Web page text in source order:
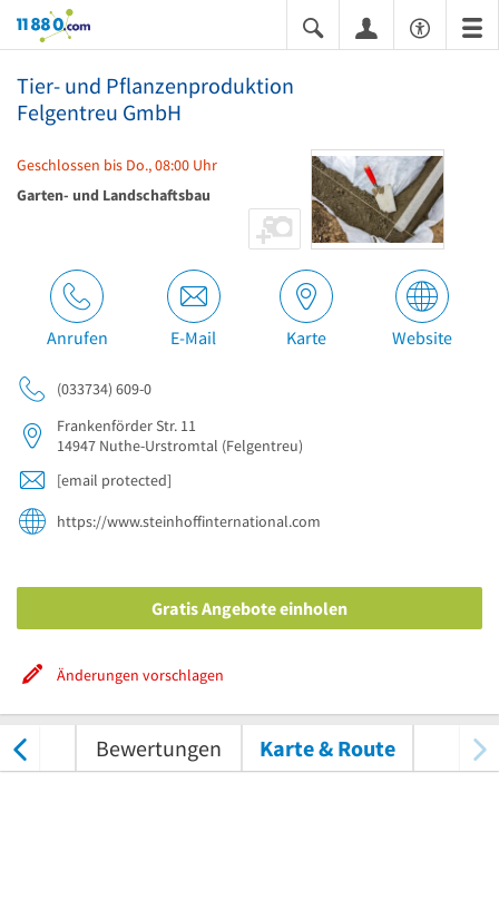
11880.com
Tier- und Pflanzenproduktion
Felgentreu GmbH
Geschlossen bis Do., 08:00 Uhr
Garten- und Landschaftsbau
Anrufen E-Mail Karte Website
(033734) 609-0
Frankenförder Str. 11
14947 Nuthe-Urstromtal (Felgentreu)
[email protected]
https://www.steinhoffinternational.com
Gratis Angebote einholen
Änderungen vorschlagen
Bewertungen Karte & Route